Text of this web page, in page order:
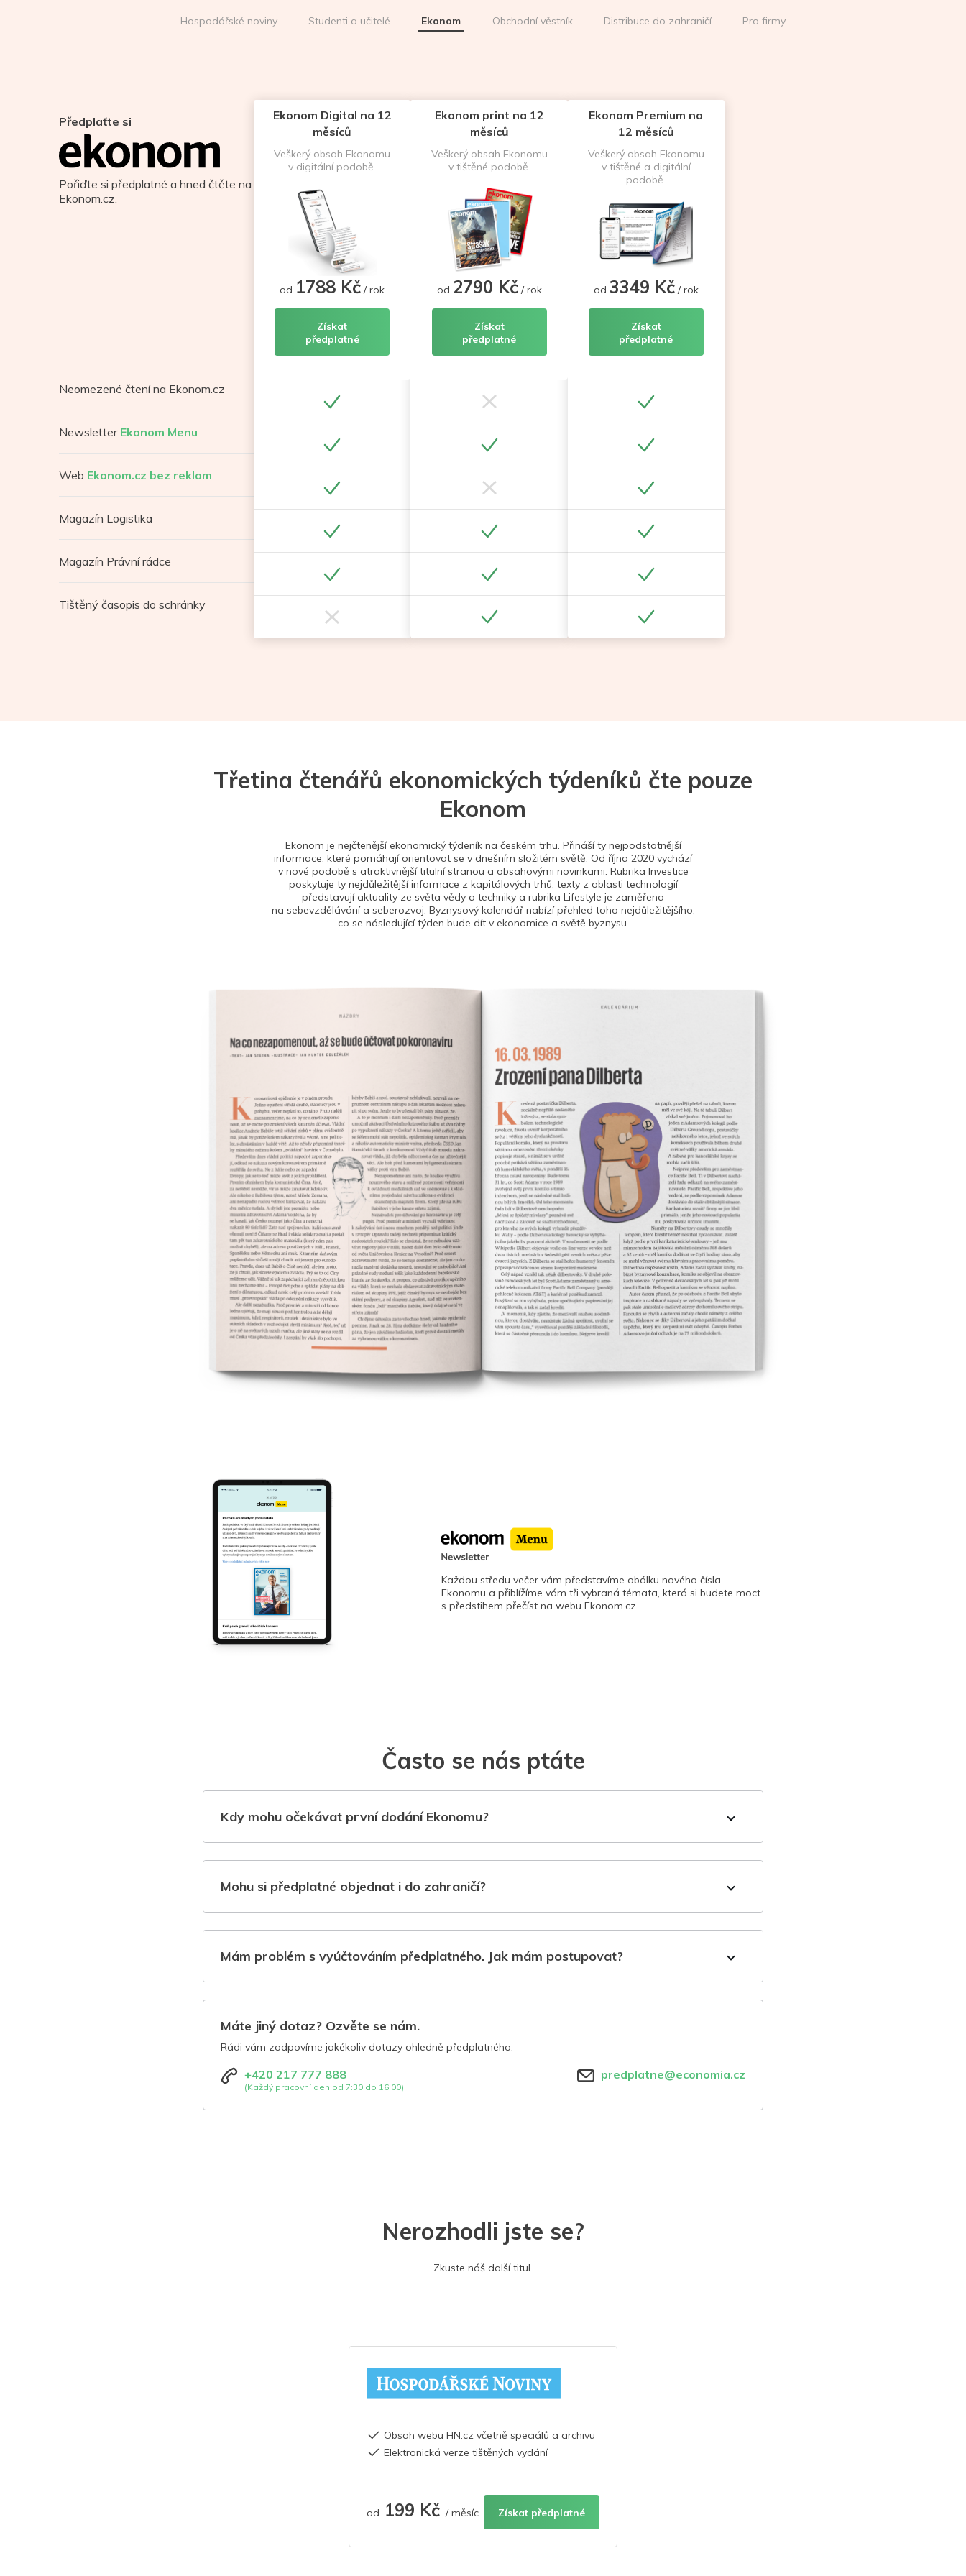
Hospodářské noviny Studenti a učitelé Ekonom Obchodní věstník Distribuce do zahraničí Pro firmy
Předplaťte si
Pořiďte si předplatné a hned čtěte na
Ekonom.cz.
Neomezené čtení na Ekonom.cz
Newsletter Ekonom Menu
Web Ekonom.cz bez reklam
Magazín Logistika
Magazín Právní rádce
Tištěný časopis do schránky
Ekonom Digital na 12
měsíců
Veškerý obsah Ekonomu
v digitální podobě.
od 1788 Kč / rok
Získat
předplatné
Ekonom print na 12
měsíců
Veškerý obsah Ekonomu
v tištěné podobě.
od 2790 Kč/ rok
Získat
předplatné
Ekonom Premium na
12 měsíců
Veškerý obsah Ekonomu
v tištěné a digitální
podobě.
od 3349 Kč/ rok
Získat
předplatné
Třetina čtenářů ekonomických týdeníků čte pouze
Ekonom
Ekonom je nejčtenější ekonomický týdeník na českém trhu. Přináší ty nejpodstatnější
informace, které pomáhají orientovat se v dnešním složitém světě. Od října 2020 vychází
v nové podobě s atraktivnější titulní stranou a obsahovými novinkami. Rubrika Investice
poskytuje ty nejdůležitější informace z kapitálových trhů, texty z oblasti technologií
představují aktuality ze světa vědy a techniky a rubrika Lifestyle je zaměřena
na sebevzdělávání a seberozvoj. Byznysový kalendář nabízí přehled toho nejdůležitějšího,
co se následující týden bude dít v ekonomice a světě byznysu.
Každou středu večer vám představíme obálku nového čísla
Ekonomu a přiblížíme vám tři vybraná témata, která si budete moct
s předstihem přečíst na webu Ekonom.cz.
Často se nás ptáte
Kdy mohu očekávat první dodání Ekonomu?
Mohu si předplatné objednat i do zahraničí?
Mám problém s vyúčtováním předplatného. Jak mám postupovat?
Máte jiný dotaz? Ozvěte se nám.
Rádi vám zodpovíme jakékoliv dotazy ohledně předplatného.
+420 217 777 888
(Každý pracovní den od 7:30 do 16:00)
predplatne@economia.cz
Nerozhodli jste se?
Zkuste náš další titul.
Obsah webu HN.cz včetně speciálů a archivu
Elektronická verze tištěných vydání
od 199 Kč / měsíc Získat předplatné